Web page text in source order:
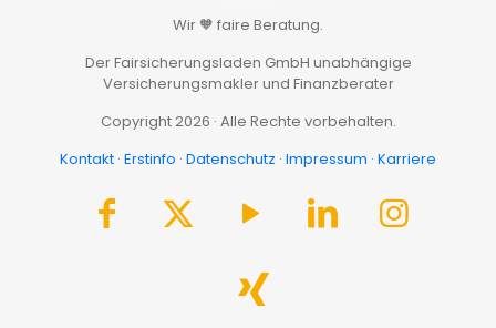
Wir 🧡 faire Beratung.
Der Fairsicherungsladen GmbH unabhängige
Versicherungsmakler und Finanzberater
Copyright 2026 · Alle Rechte vorbehalten.
Kontakt · Erstinfo · Datenschutz · Impressum · Karriere